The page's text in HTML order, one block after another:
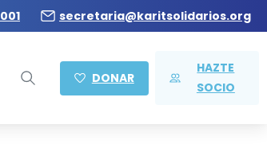
secretaria@karitsolidarios.org
DONAR
HAZTE
SOCIO